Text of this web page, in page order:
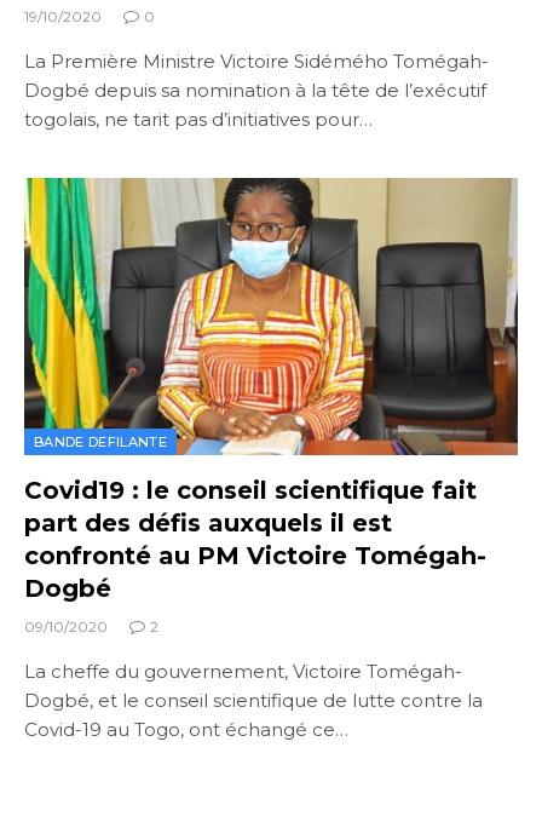
19/10/2020 0
La Première Ministre Victoire Sidémého Tomégah-
Dogbé depuis sa nomination à la tête de l’exécutif
togolais, ne tarit pas d’initiatives pour…
BANDE DEFILANTE
Covid19 : le conseil scientifique fait
part des défis auxquels il est
confronté au PM Victoire Tomégah-
Dogbé
09/10/2020 2
La cheffe du gouvernement, Victoire Tomégah-
Dogbé, et le conseil scientifique de lutte contre la
Covid-19 au Togo, ont échangé ce…